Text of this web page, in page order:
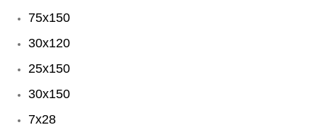
75x150
30x120
25x150
30x150
7x28